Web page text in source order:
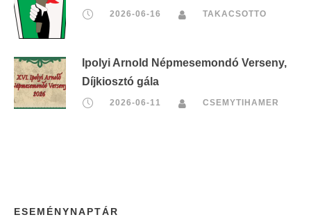
2026-06-16 TAKACSOTTO
Ipolyi Arnold Népmesemondó Verseny,
Díjkiosztó gála
2026-06-11 CSEMYTIHAMER
ESEMÉNYNAPTÁR